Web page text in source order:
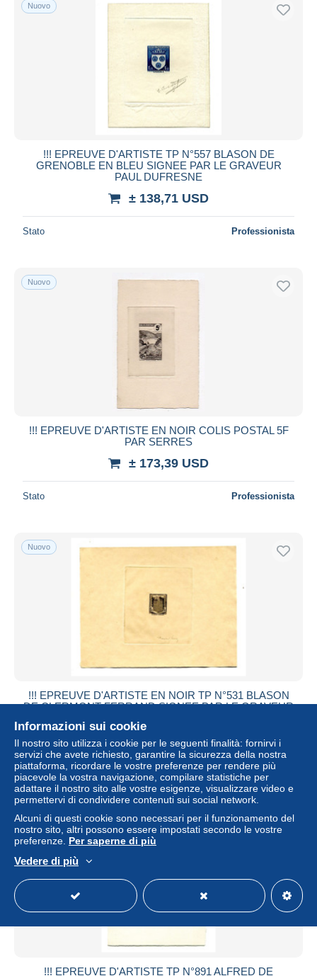
Nuovo
!!! EPREUVE D'ARTISTE TP N°557 BLASON DE
GRENOBLE EN BLEU SIGNEE PAR LE GRAVEUR
PAUL DUFRESNE
± 138,71 USD
Stato Professionista
Nuovo
!!! EPREUVE D'ARTISTE EN NOIR COLIS POSTAL 5F
PAR SERRES
± 173,39 USD
Stato Professionista
Nuovo
!!! EPREUVE D'ARTISTE EN NOIR TP N°531 BLASON
DE CLERMONT FERRAND SIGNEE PAR LE GRAVEUR
± 138,71 USD
Stato Professionista
Nuovo
!!! EPREUVE D'ARTISTE TP N°891 ALFRED DE
Informazioni sui cookie
Il nostro sito utilizza i cookie per le seguenti finalità: fornirvi i
servizi che avete richiesto, garantire la sicurezza della nostra
piattaforma, ricordare le vostre preferenze per rendere più
piacevole la vostra navigazione, compilare statistiche per
adattare il nostro sito alle vostre esigenze, visualizzare video e
permettervi di condividere contenuti sui social network.
Alcuni di questi cookie sono necessari per il funzionamento del
nostro sito, altri possono essere impostati secondo le vostre
preferenze. Per saperne di più
Vedere di più